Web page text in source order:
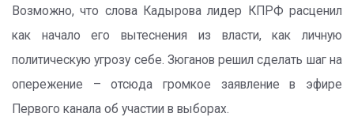
Возможно, что слова Кадырова лидер КПРФ расценил
как начало его вытеснения из власти, как личную
политическую угрозу себе. Зюганов решил сделать шаг на
опережение – отсюда громкое заявление в эфире
Первого канала об участии в выборах.